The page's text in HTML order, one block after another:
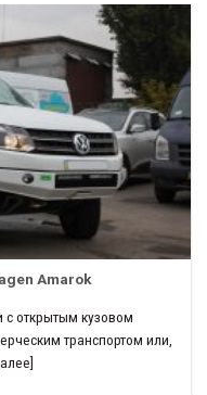
Amarok
открытым кузовом
транспортом или,